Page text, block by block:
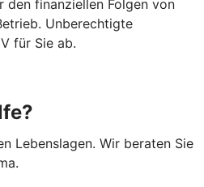
den finanziellen Folgen von
Unberechtigte
für Sie ab.
Lebenslagen. Wir beraten Sie